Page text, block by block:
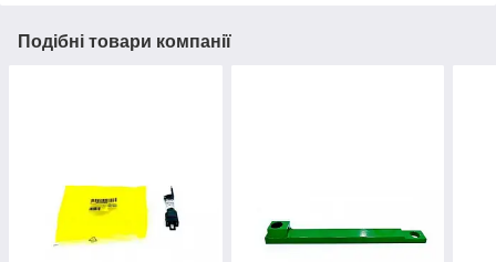
Подібні товари компанії